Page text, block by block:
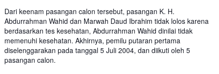
Dari keenam pasangan calon tersebut, pasangan K. H.
Abdurrahman Wahid dan Marwah Daud Ibrahim tidak lolos karena
berdasarkan tes kesehatan, Abdurrahman Wahid dinilai tidak
memenuhi kesehatan. Akhirnya, pemilu putaran pertama
diselenggarakan pada tanggal 5 Juli 2004, dan diikuti oleh 5
pasangan calon.